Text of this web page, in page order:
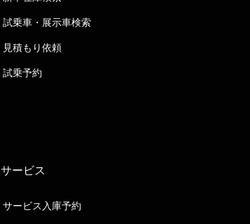
試乗車・展示車検索
見積もり依頼
試乗予約
サービス
サービス入庫予約